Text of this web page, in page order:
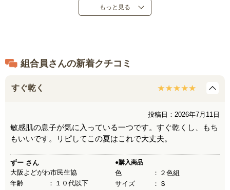
もっと見る
組合員さんの新着クチコミ
すぐ乾く
投稿日：2026年7月11日
敏感肌の息子が気に入っている一つです。すぐ乾くし、もち
もいいです。リピしてこの夏はこれで大丈夫。
ずー さん
大阪よどがわ市民生協
年齢
１０代以下
●購入商品
色
２色組
サイズ
Ｓ